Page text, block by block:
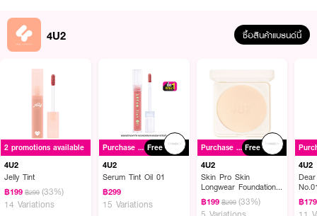
● เนื้อโมจิ นวัตกรรมเนื้อครีมนุ่มเด้ง เกลี่ยง่าย สบายผิว ไม่เหนียวเหนอะหนะ
● 2% Cactus Shield สารสกัดกระบองเพชรเข้มข้น เติมเต็มและกักเก็บความชุ่มชื้น
● Niacinamide ฟื้นบำรุงและเสริมความแข็งแรงให้เกราะป้องกันผิวสุขภาพดี
● Chamomilla Recutita Flower/Leaf Extract สารสกัดดอกคาโมมายล์ ช่วย
● Ascorbyl Glucoside & Tocopheryl Acetate ผสานพลังวิตามินซีและอี บำรุง
ผิวให้เนียนนุ่มแลดูเปล่งปลั่ง
● มอบผิวที่ชุ่มชื้น ดูอิ่มน้ำล้ำลึก หมดปัญหาผิวแห้งกร้าน
● FDA Registration no. 11-1-6900011763
4U2 ซื้อสินค้าแบรนด์นี้
2 promotions available
4U2
Jelly Tint
฿199 ฿299 (33%)
14 Variations
Purchase ฿500+ Free
4U2
Serum Tint Oil 01
฿299
15 Variations
Purchase ฿500+ Free
4U2
Skin Pro Skin
Longwear Foundation
Powder SPF50+
PA++++
฿199 ฿299 (33%)
5 Variations
4U2
฿179
11